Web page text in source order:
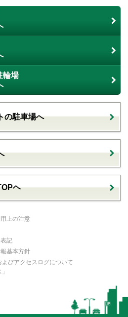
輪場
の駐車場へ
ヘ
上の注意
記
基本方針
びアクセスログについて